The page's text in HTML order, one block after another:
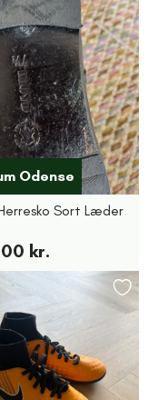
Odense
Sort Læder
kr.